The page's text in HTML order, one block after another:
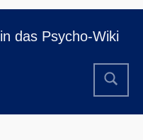
das Psycho-Wiki